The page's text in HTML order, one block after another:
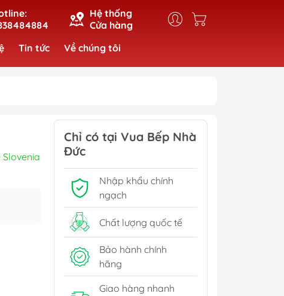
Hệ thống
Cửa hàng
Tin tức Về chúng tôi
Slovenia
Chỉ có tại Vua Bếp Nhà
Đức
Nhập khẩu chính
ngạch
Chất lượng quốc tế
Bảo hành chính
hãng
Giao hàng nhanh